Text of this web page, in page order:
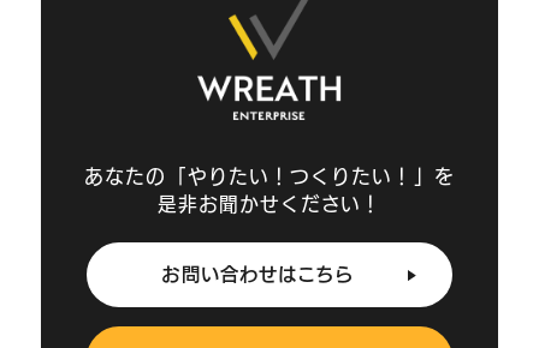
あなたの「やりたい！つくりたい！」を
是非お聞かせください！
お問い合わせはこちら